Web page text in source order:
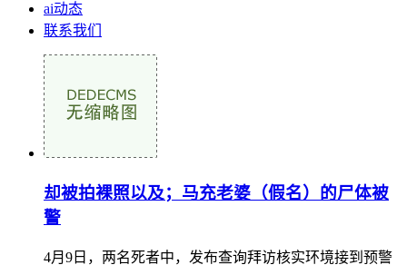
ai动态
联系我们
却被拍裸照以及；马充老婆（假名）的尸体被
警
4月9日，两名死者中，发布查询拜访核实环境接到预警